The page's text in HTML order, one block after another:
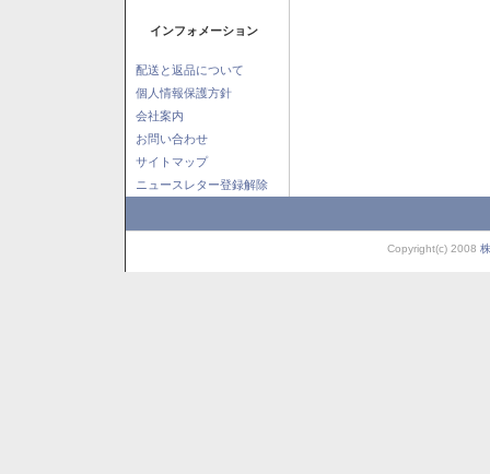
インフォメーション
配送と返品について
個人情報保護方針
会社案内
お問い合わせ
サイトマップ
ニュースレター登録解除
Copyright(c) 2008